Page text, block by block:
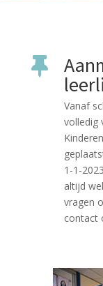

Vanaf
volledig
1-1-
altijd
vragen
contact